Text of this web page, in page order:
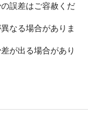
誤差はご容赦くだ
なる場合がありま
が出る場合があり